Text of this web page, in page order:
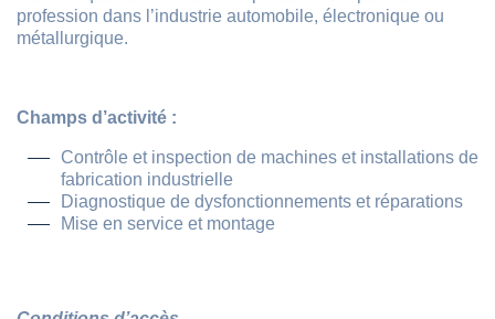
profession dans l’industrie automobile, électronique ou
métallurgique.
Champs d’activité :
Contrôle et inspection de machines et installations de
fabrication industrielle
Diagnostique de dysfonctionnements et réparations
Mise en service et montage